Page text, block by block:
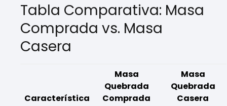
Tabla Comparativa: Masa
Comprada vs. Masa
Casera
Característica
Masa
Quebrada
Comprada
Masa
Quebrada
Casera